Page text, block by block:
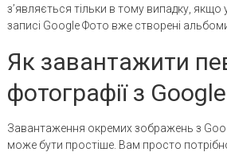
з’являється тільки в тому випадку,
записі Google Фото вже створені
Як завантажити
фотографії з
Завантаження окремих зображень з
може бути простіше. Вам просто